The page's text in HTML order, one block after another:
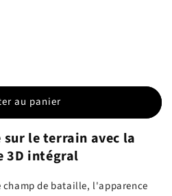
au panier
le terrain avec la
3D intégral
champ de bataille, l'apparence